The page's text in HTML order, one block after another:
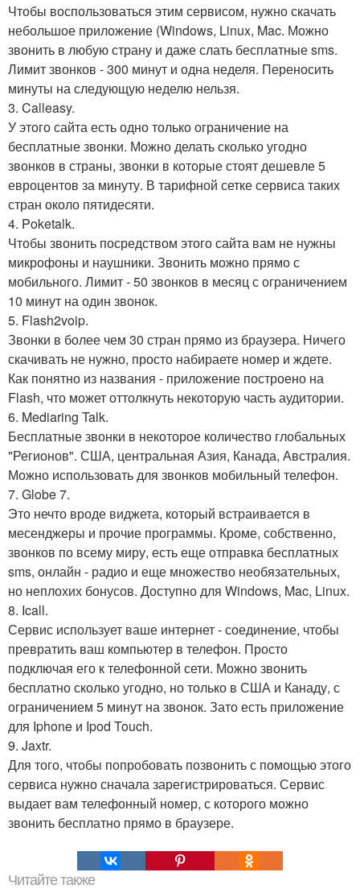
Чтобы воспользоваться этим сервисом, нужно скачать
небольшое приложение (Windows, Linux, Mac. Можно
звонить в любую страну и даже слать бесплатные sms.
Лимит звонков - 300 минут и одна неделя. Переносить
минуты на следующую неделю нельзя.
3. Calleasy.
У этого сайта есть одно только ограничение на
бесплатные звонки. Можно делать сколько угодно
звонков в страны, звонки в которые стоят дешевле 5
евроцентов за минуту. В тарифной сетке сервиса таких
стран около пятидесяти.
4. Poketalk.
Чтобы звонить посредством этого сайта вам не нужны
микрофоны и наушники. Звонить можно прямо с
мобильного. Лимит - 50 звонков в месяц с ограничением
10 минут на один звонок.
5. Flash2voip.
Звонки в более чем 30 стран прямо из браузера. Ничего
скачивать не нужно, просто набираете номер и ждете.
Как понятно из названия - приложение построено на
Flash, что может оттолкнуть некоторую часть аудитории.
6. Mediaring Talk.
Бесплатные звонки в некоторое количество глобальных
"Регионов". США, центральная Азия, Канада, Австралия.
Можно использовать для звонков мобильный телефон.
7. Globe 7.
Это нечто вроде виджета, который встраивается в
месенджеры и прочие программы. Кроме, собственно,
звонков по всему миру, есть еще отправка бесплатных
sms, онлайн - радио и еще множество необязательных,
но неплохих бонусов. Доступно для Windows, Mac, Linux.
8. Icall.
Сервис использует ваше интернет - соединение, чтобы
превратить ваш компьютер в телефон. Просто
подключая его к телефонной сети. Можно звонить
бесплатно сколько угодно, но только в США и Канаду, с
ограничением 5 минут на звонок. Зато есть приложение
для Iphone и Ipod Touch.
9. Jaxtr.
Для того, чтобы попробовать позвонить с помощью этого
сервиса нужно сначала зарегистрироваться. Сервис
выдает вам телефонный номер, с которого можно
звонить бесплатно прямо в браузере.
Читайте также